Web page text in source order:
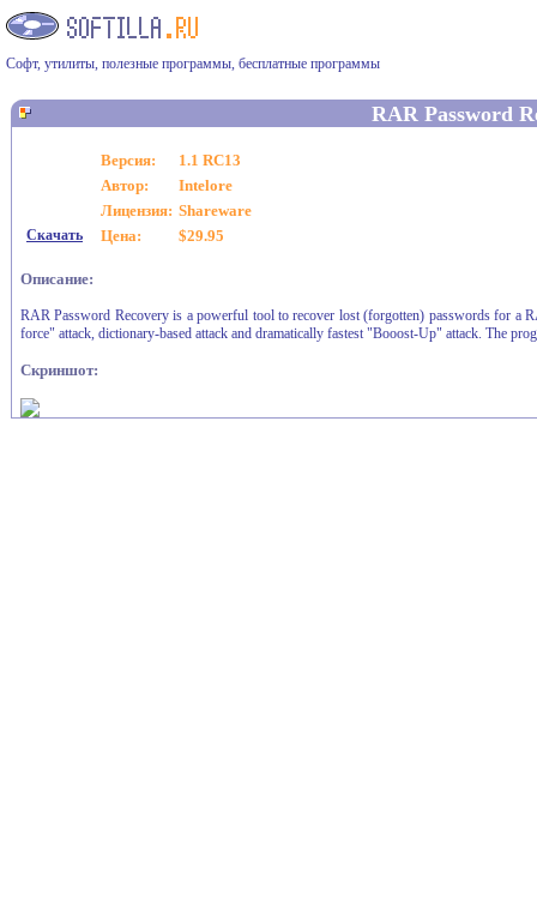
Софт, утилиты, полезные программы, бесплатные программы
RAR Password
Версия:
1.1 RC13
Автор:
Intelore
Лицензия: Shareware
Скачать Цена: $29.95
Описание:
RAR Password Recovery is a powerful tool to recover lost (forgotten) passwords for a
force" attack, dictionary-based attack and dramatically fastest "Booost-Up" attack. The
Скриншот: